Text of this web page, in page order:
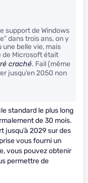
support de Windows
dans trois ans, on y
une belle vie, mais
de Microsoft était
craché. Fail (même
jusqu’en 2050 non
standard le plus long
de 30 mois.
jusqu’à 2029 sur des
vous fourni un
vous pouvez obtenir
permettre de